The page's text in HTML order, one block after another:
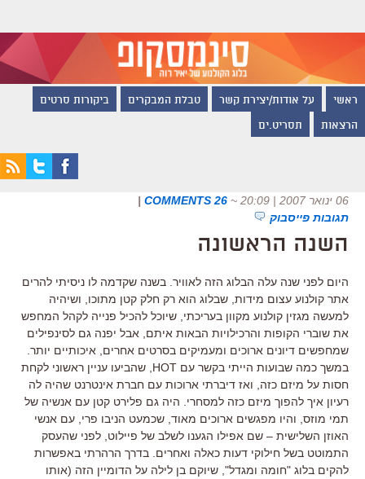
ראשי על אודות/יצירת קשר טבלת המבקרים ביקורות סרטים
הרצאות תסריט.ים
06 ינואר 2007 | 20:09 ~
26 COMMENTS
|
תגובות פייסבוק
השנה הראשונה
היום לפני שנה עלה הבלוג הזה לאוויר. בשנה שקדמה לו ניסיתי להרים
אתר קולנוע עצום מידות, שבלוג הוא רק חלק קטן מתוכו, ושיהיה
למעשה מגזין קולנוע מקוון בעריכתי, שיוכל להכיל פנייה לקהל המחפש
את שוברי הקופות והרכילויות הבאות איתם, אבל יפנה גם לסינפילים
שמחפשים דיונים ארוכים ומעמיקים בסרטים אחרים, איכותיים יותר.
במשך כמה שבועות הייתי בקשר עם HOT, שהביעו עניין ראשוני לקחת
חסות על מיזם כזה, ואז דיברתי ארוכות עם חברת אינטרנט שהיה לה
רעיון איך להפוך מיזם כזה למסחרי. היה גם פלירט קטן עם אנשיה של
תמי מוזס, והיו מפגשים ארוכים מאוד, שכמעט הניבו פרי, עם אנשי
האוזן השלישית – שם אפילו הגענו לשלב של פיילוט, לפני שהעסק
התמוטט בשל חילוקי דעות כאלה ואחרים. בדרך הרהרתי באפשרות
להקים בלוג "חומה ומגדל", שיוקם בן לילה על הדומיין הזה (אותו